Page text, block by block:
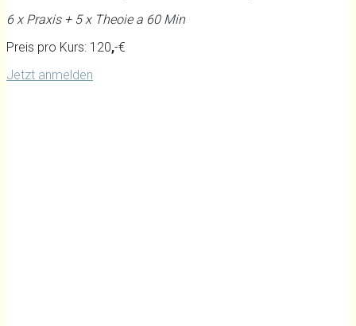
6 x Praxis + 5 x Theoie a 60 Min
Preis pro Kurs: 120,-€
Jetzt anmelden